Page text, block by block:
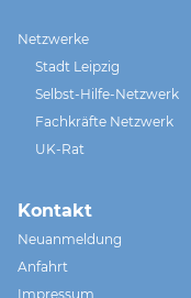
Netzwerke
Stadt Leipzig
Selbst-Hilfe-Netzwerk
Fachkräfte Netzwerk
UK-Rat
Kontakt
Neuanmeldung
Anfahrt
Impressum